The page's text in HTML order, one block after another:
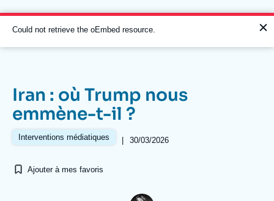
au
contenu
principal
Navigation
principale
L'Ifri
Analyses
Recherches fréquentes
Iran : où Trump nous
emmène-t-il ?
Interventions médiatiques | 30/03/2026
Ajouter à mes favoris
Message
d'erreur
Could not retrieve the oEmbed resource.